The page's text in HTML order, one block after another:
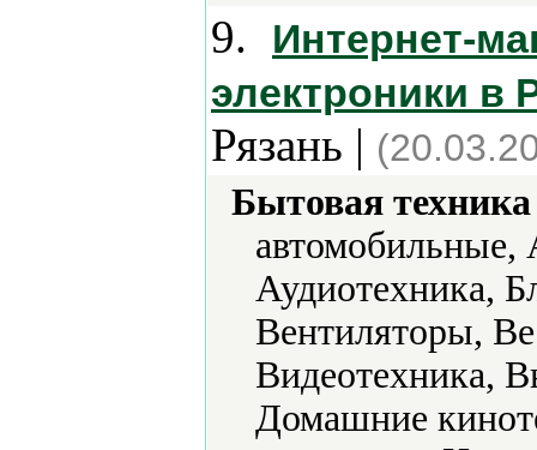
9.
Интернет-
электроники в
Рязань |
Бытовая
автомобильные,
Аудиотехника,
Вентиляторы,
Видеотехника,
Домашние